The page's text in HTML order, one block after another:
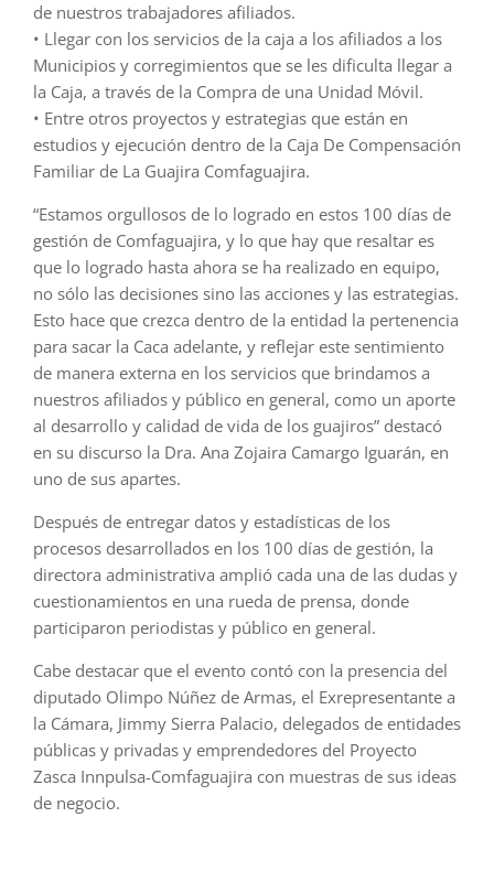
de nuestros trabajadores afiliados.
• Llegar con los servicios de la caja a los afiliados a los
Municipios y corregimientos que se les dificulta llegar a
la Caja, a través de la Compra de una Unidad Móvil.
• Entre otros proyectos y estrategias que están en
estudios y ejecución dentro de la Caja De Compensación
Familiar de La Guajira Comfaguajira.
“Estamos orgullosos de lo logrado en estos 100 días de
gestión de Comfaguajira, y lo que hay que resaltar es
que lo logrado hasta ahora se ha realizado en equipo,
no sólo las decisiones sino las acciones y las estrategias.
Esto hace que crezca dentro de la entidad la pertenencia
para sacar la Caca adelante, y reflejar este sentimiento
de manera externa en los servicios que brindamos a
nuestros afiliados y público en general, como un aporte
al desarrollo y calidad de vida de los guajiros” destacó
en su discurso la Dra. Ana Zojaira Camargo Iguarán, en
uno de sus apartes.
Después de entregar datos y estadísticas de los
procesos desarrollados en los 100 días de gestión, la
directora administrativa amplió cada una de las dudas y
cuestionamientos en una rueda de prensa, donde
participaron periodistas y público en general.
Cabe destacar que el evento contó con la presencia del
diputado Olimpo Núñez de Armas, el Exrepresentante a
la Cámara, Jimmy Sierra Palacio, delegados de entidades
públicas y privadas y emprendedores del Proyecto
Zasca Innpulsa-Comfaguajira con muestras de sus ideas
de negocio.